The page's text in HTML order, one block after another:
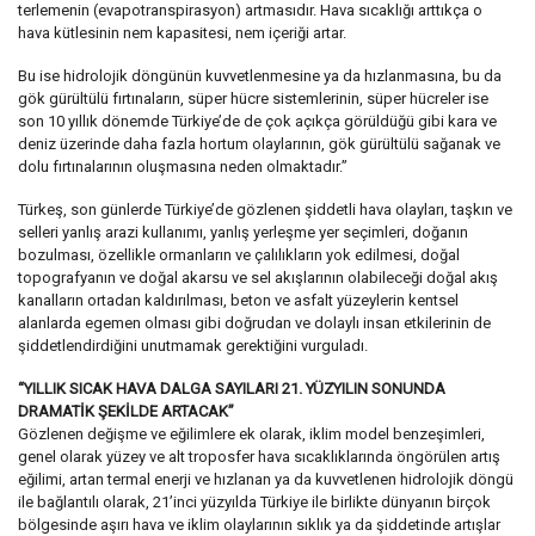
terlemenin (evapotranspirasyon) artmasıdır. Hava sıcaklığı arttıkça o
hava kütlesinin nem kapasitesi, nem içeriği artar.
Bu ise hidrolojik döngünün kuvvetlenmesine ya da hızlanmasına, bu da
gök gürültülü fırtınaların, süper hücre sistemlerinin, süper hücreler ise
son 10 yıllık dönemde Türkiye’de de çok açıkça görüldüğü gibi kara ve
deniz üzerinde daha fazla hortum olaylarının, gök gürültülü sağanak ve
dolu fırtınalarının oluşmasına neden olmaktadır.”
Türkeş, son günlerde Türkiye’de gözlenen şiddetli hava olayları, taşkın ve
selleri yanlış arazi kullanımı, yanlış yerleşme yer seçimleri, doğanın
bozulması, özellikle ormanların ve çalılıkların yok edilmesi, doğal
topografyanın ve doğal akarsu ve sel akışlarının olabileceği doğal akış
kanalların ortadan kaldırılması, beton ve asfalt yüzeylerin kentsel
alanlarda egemen olması gibi doğrudan ve dolaylı insan etkilerinin de
şiddetlendirdiğini unutmamak gerektiğini vurguladı.
“YILLIK SICAK HAVA DALGA SAYILARI 21. YÜZYILIN SONUNDA
DRAMATİK ŞEKİLDE ARTACAK”
Gözlenen değişme ve eğilimlere ek olarak, iklim model benzeşimleri,
genel olarak yüzey ve alt troposfer hava sıcaklıklarında öngörülen artış
eğilimi, artan termal enerji ve hızlanan ya da kuvvetlenen hidrolojik döngü
ile bağlantılı olarak, 21’inci yüzyılda Türkiye ile birlikte dünyanın birçok
bölgesinde aşırı hava ve iklim olaylarının sıklık ya da şiddetinde artışlar